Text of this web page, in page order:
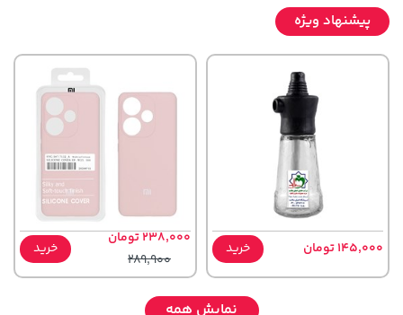
پیشنهاد ویژه
145,000 تومان خرید
238,000 تومان
289,900
خرید
نمایش همه